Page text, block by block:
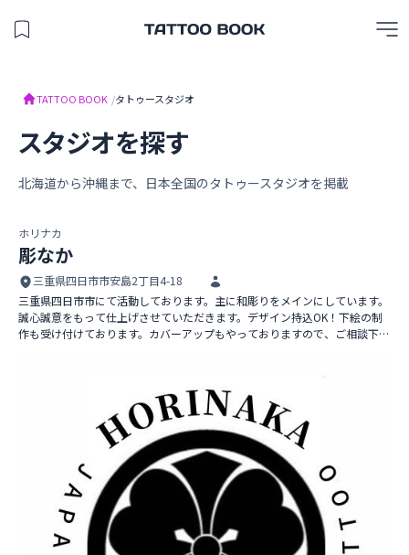
保存したスタジオを見る
TATTOO BOOK /タトゥースタジオ
スタジオを探す
北海道から沖縄まで、日本全国のタトゥースタジオを掲載
ホリナカ
彫なか
三重県四日市市安島2丁目4-18
三重県四日市市にて活動しております。主に和彫りをメインにしています。
誠心誠意をもって仕上げさせていただきます。デザイン持込OK！下絵の制
作も受け付けております。カバーアップもやっておりますので、ご相談下さ